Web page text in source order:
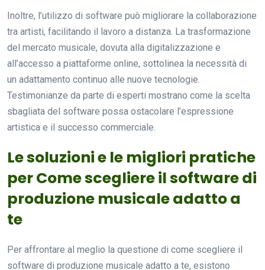
Inoltre, l’utilizzo di software può migliorare la collaborazione
tra artisti, facilitando il lavoro a distanza. La trasformazione
del mercato musicale, dovuta alla digitalizzazione e
all’accesso a piattaforme online, sottolinea la necessità di
un adattamento continuo alle nuove tecnologie.
Testimonianze da parte di esperti mostrano come la scelta
sbagliata del software possa ostacolare l’espressione
artistica e il successo commerciale.
Le soluzioni e le migliori pratiche
per Come scegliere il software di
produzione musicale adatto a
te
Per affrontare al meglio la questione di come scegliere il
software di produzione musicale adatto a te, esistono